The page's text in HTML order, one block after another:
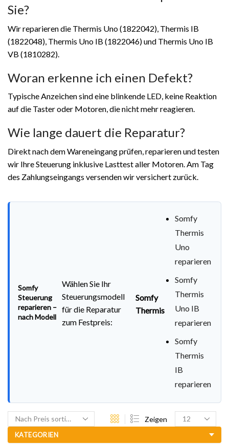
Sie?
Wir reparieren die Thermis Uno (1822042), Thermis IB
(1822048), Thermis Uno IB (1822046) und Thermis Uno IB
VB (1810282).
Woran erkenne ich einen Defekt?
Typische Anzeichen sind eine blinkende LED, keine Reaktion
auf die Taster oder Motoren, die nicht mehr reagieren.
Wie lange dauert die Reparatur?
Direkt nach dem Wareneingang prüfen, reparieren und testen
wir Ihre Steuerung inklusive Lasttest aller Motoren. Am Tag
des Zahlungseingangs versenden wir versichert zurück.
Somfy
Steuerung
reparieren –
nach Modell
Wählen Sie Ihr
Steuerungsmodell
für die Reparatur
zum Festpreis:
Somfy
Thermis
Somfy
Thermis
Uno
reparieren
Somfy
Thermis
Uno IB
reparieren
Somfy
Thermis
IB
reparieren
Zeigen
KATEGORIEN